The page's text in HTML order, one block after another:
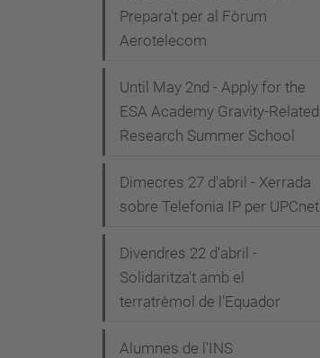
Prepara't per al Fòrum
Aerotelecom
Until May 2nd - Apply for the
ESA Academy Gravity-Related
Research Summer School
Dimecres 27 d'abril - Xerrada
sobre Telefonia IP per UPCnet
Divendres 22 d'abril -
Solidaritza't amb el
terratrèmol de l'Equador
Alumnes de l'INS